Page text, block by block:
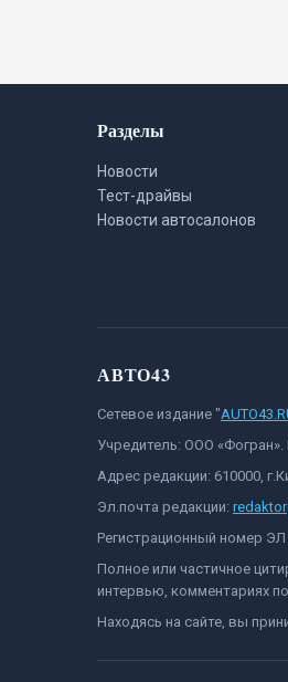
Разделы
Новости
Тест-драйвы
Новости автосалонов
АВТО43
Сетевое издание "
Учредитель: ООО
Адрес редакции: 610000,
Эл.почта редакции:
Регистрационный номер
Полное или частичное
интервью, комментариях
Находясь на сайте, вы